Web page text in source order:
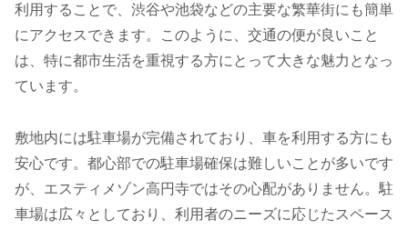
利用することで、渋谷や池袋などの主要な繁華街にも簡単
にアクセスできます。このように、交通の便が良いこと
は、特に都市生活を重視する方にとって大きな魅力となっ
ています。
敷地内には駐車場が完備されており、車を利用する方にも
安心です。都心部での駐車場確保は難しいことが多いです
が、エスティメゾン高円寺ではその心配がありません。駐
車場は広々としており、利用者のニーズに応じたスペース